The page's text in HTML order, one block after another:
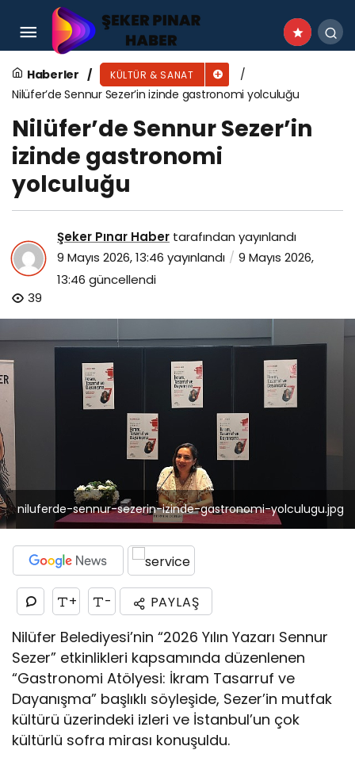
Haberler KÜLTÜR & SANAT
Nilüfer’de Sennur Sezer’in izinde gastronomi yolculuğu
Nilüfer’de Sennur Sezer’in
izinde gastronomi
yolculuğu
Şeker Pınar Haber tarafından yayınlandı
9 Mayıs 2026, 13:46 yayınlandı
9 Mayıs 2026,
13:46 güncellendi
39
niluferde-sennur-sezerin-izinde-gastronomi-yolculugu.jpg
+ - PAYLAŞ
Nilüfer Belediyesi’nin “2026 Yılın Yazarı Sennur
Sezer” etkinlikleri kapsamında düzenlenen
“Gastronomi Atölyesi: İkram Tasarruf ve
Dayanışma” başlıklı söyleşide, Sezer’in mutfak
kültürü üzerindeki izleri ve İstanbul’un çok
kültürlü sofra mirası konuşuldu.
Menderes’in Engelsiz Festival’inde İlk Gün
Coşkusu